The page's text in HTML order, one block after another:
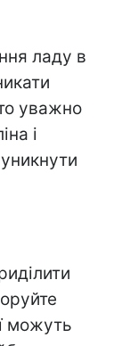
ладу в
уважно
і
можуть